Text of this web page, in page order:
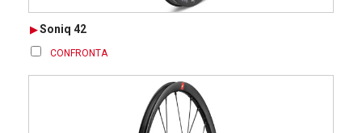
Soniq 42
CONFRONTA